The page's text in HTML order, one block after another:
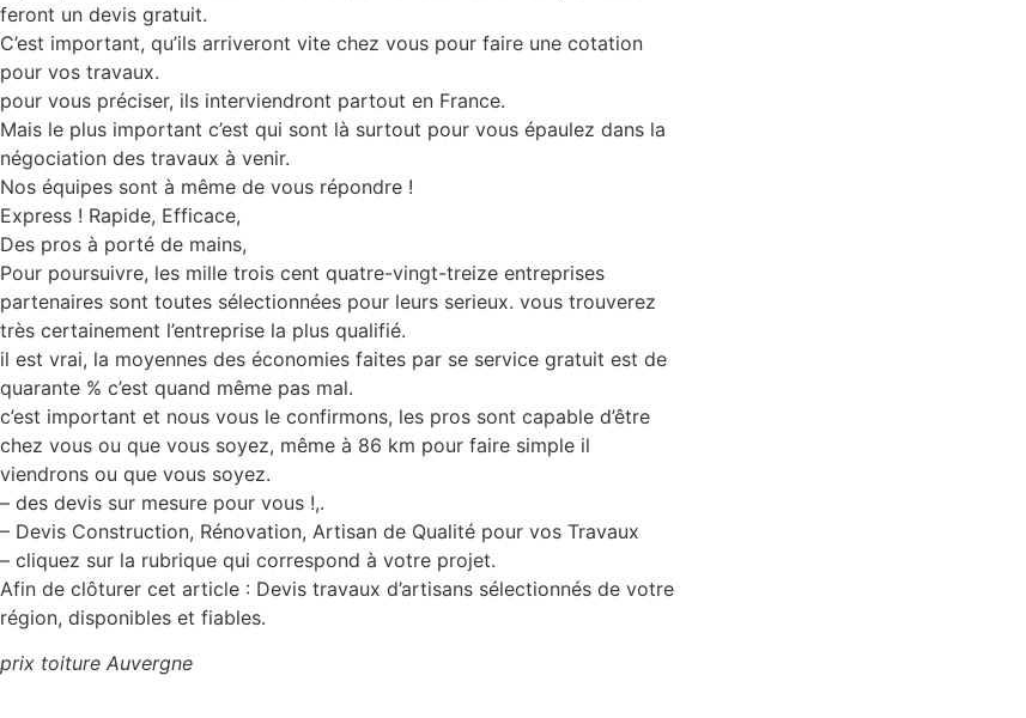
feront un devis gratuit.
C’est important, qu’ils arriveront vite chez vous pour faire une cotation
pour vos travaux.
pour vous préciser, ils interviendront partout en France.
Mais le plus important c’est qui sont là surtout pour vous épaulez dans la
négociation des travaux à venir.
Nos équipes sont à même de vous répondre !
Express ! Rapide, Efficace,
Des pros à porté de mains,
Pour poursuivre, les mille trois cent quatre-vingt-treize entreprises
partenaires sont toutes sélectionnées pour leurs serieux. vous trouverez
très certainement l’entreprise la plus qualifié.
il est vrai, la moyennes des économies faites par se service gratuit est de
quarante % c’est quand même pas mal.
c’est important et nous vous le confirmons, les pros sont capable d’être
chez vous ou que vous soyez, même à 86 km pour faire simple il
viendrons ou que vous soyez.
– des devis sur mesure pour vous !,.
– Devis Construction, Rénovation, Artisan de Qualité pour vos Travaux
– cliquez sur la rubrique qui correspond à votre projet.
Afin de clôturer cet article : Devis travaux d’artisans sélectionnés de votre
région, disponibles et fiables.
prix toiture Auvergne